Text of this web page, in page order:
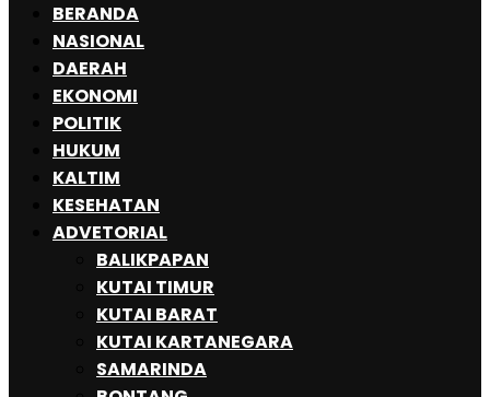
BERANDA
NASIONAL
DAERAH
EKONOMI
POLITIK
HUKUM
KALTIM
KESEHATAN
ADVETORIAL
BALIKPAPAN
KUTAI TIMUR
KUTAI BARAT
KUTAI KARTANEGARA
SAMARINDA